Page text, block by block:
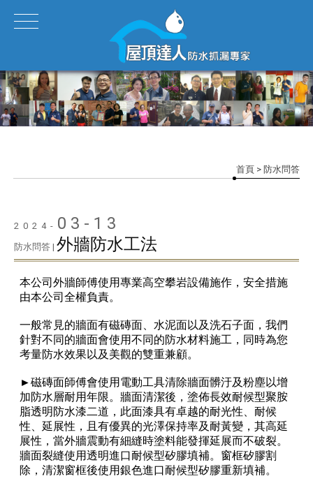
首頁 > 防水問答
2024- 03-13
防水問答 | 外牆防水工法
本公司外牆師傅使用專業高空攀岩設備施作，安全措施
由本公司全權負責。
一般常見的牆面有磁磚面、水泥面以及洗石子面，我們
針對不同的牆面會使用不同的防水材料施工，同時為您
考量防水效果以及美觀的雙重兼顧。
►磁磚面師傅會使用電動工具清除牆面髒汙及粉塵以增
加防水層耐用年限。牆面清潔後，塗佈長效耐候型聚胺
脂透明防水漆二道，此面漆具有卓越的耐光性、耐候
性、延展性，且有優異的光澤保持率及耐黃變，其高延
展性，當外牆震動有細縫時塗料能發揮延展而不破裂。
牆面裂縫使用透明進口耐候型矽膠填補。窗框矽膠割
除，清潔窗框後使用銀色進口耐候型矽膠重新填補。